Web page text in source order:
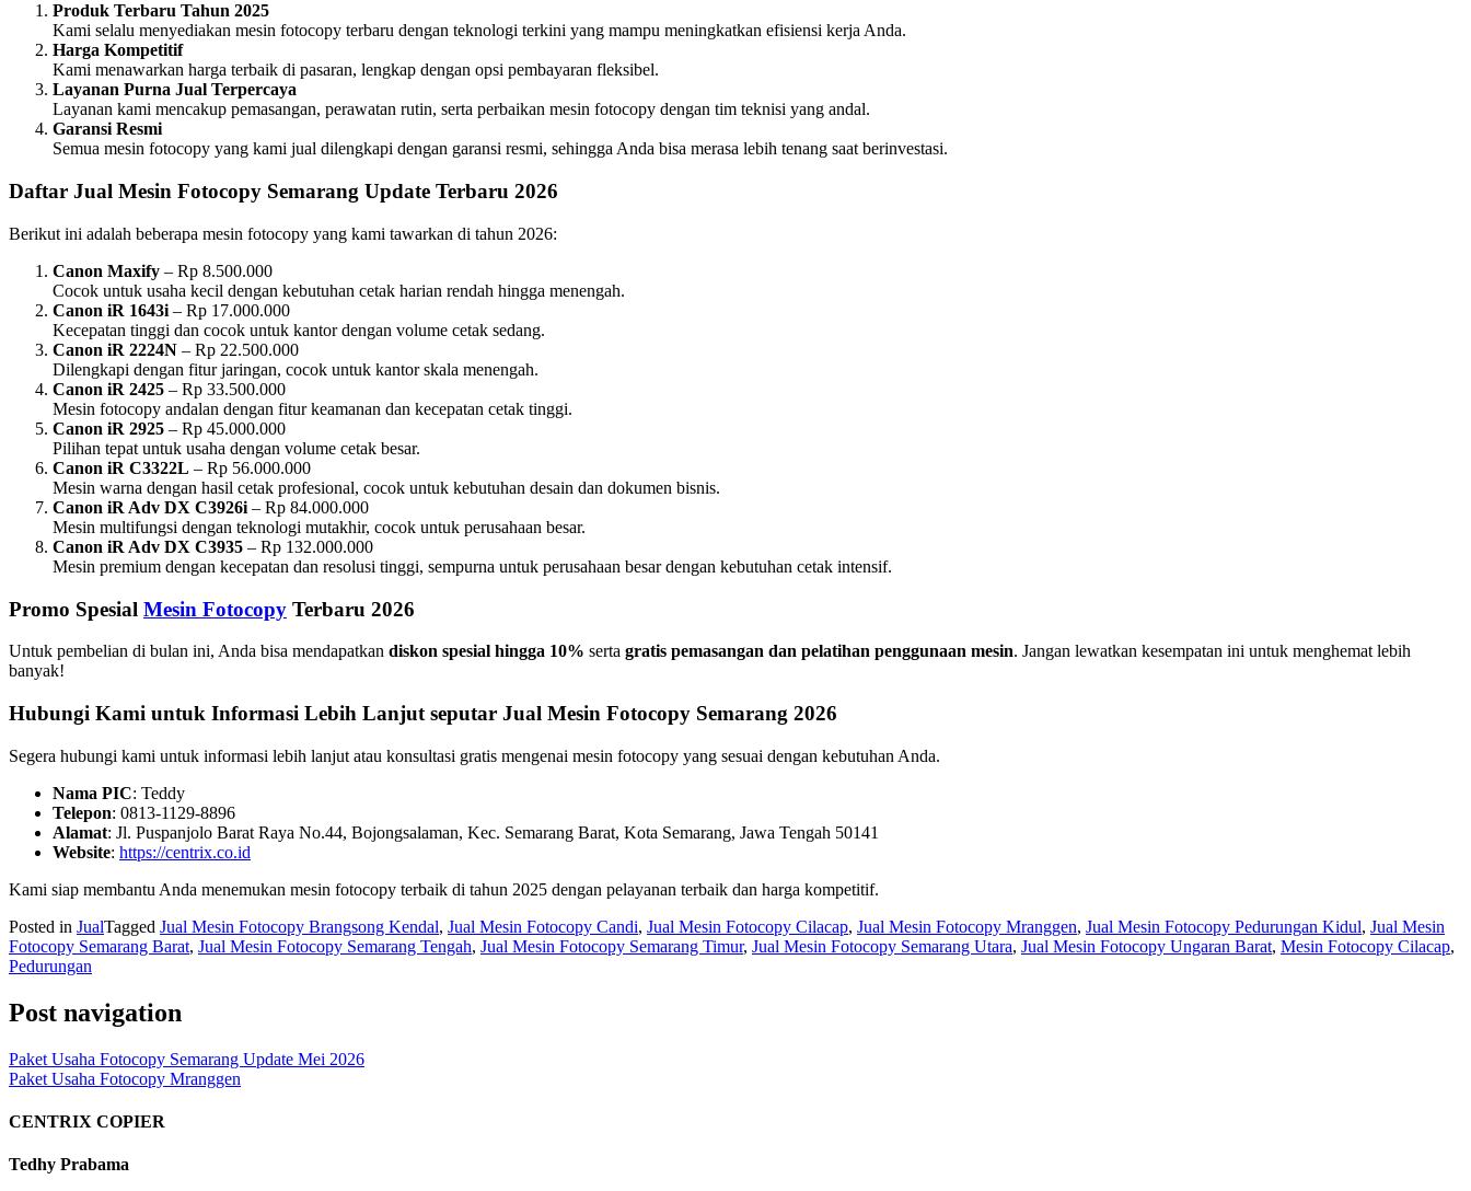
Produk Terbaru Tahun 2025
Kami selalu menyediakan mesin fotocopy terbaru dengan teknologi terkini yang mampu meningkatkan efisiensi kerja Anda.
Harga Kompetitif
Kami menawarkan harga terbaik di pasaran, lengkap dengan opsi pembayaran fleksibel.
Layanan Purna Jual Terpercaya
Layanan kami mencakup pemasangan, perawatan rutin, serta perbaikan mesin fotocopy dengan tim teknisi yang andal.
Garansi Resmi
Semua mesin fotocopy yang kami jual dilengkapi dengan garansi resmi, sehingga Anda bisa merasa lebih tenang saat berinvestasi.
Daftar Jual Mesin Fotocopy Semarang Update Terbaru 2026
Berikut ini adalah beberapa mesin fotocopy yang kami tawarkan di tahun 2026:
Canon Maxify – Rp 8.500.000
Cocok untuk usaha kecil dengan kebutuhan cetak harian rendah hingga menengah.
Canon iR 1643i – Rp 17.000.000
Kecepatan tinggi dan cocok untuk kantor dengan volume cetak sedang.
Canon iR 2224N – Rp 22.500.000
Dilengkapi dengan fitur jaringan, cocok untuk kantor skala menengah.
Canon iR 2425 – Rp 33.500.000
Mesin fotocopy andalan dengan fitur keamanan dan kecepatan cetak tinggi.
Canon iR 2925 – Rp 45.000.000
Pilihan tepat untuk usaha dengan volume cetak besar.
Canon iR C3322L – Rp 56.000.000
Mesin warna dengan hasil cetak profesional, cocok untuk kebutuhan desain dan dokumen bisnis.
Canon iR Adv DX C3926i – Rp 84.000.000
Mesin multifungsi dengan teknologi mutakhir, cocok untuk perusahaan besar.
Canon iR Adv DX C3935 – Rp 132.000.000
Mesin premium dengan kecepatan dan resolusi tinggi, sempurna untuk perusahaan besar dengan kebutuhan cetak intensif.
Promo Spesial Mesin Fotocopy Terbaru 2026
Untuk pembelian di bulan ini, Anda bisa mendapatkan diskon spesial hingga 10% serta gratis pemasangan dan pelatihan penggunaan mesin. Jangan lewatkan kesempatan ini untuk menghemat lebih
banyak!
Hubungi Kami untuk Informasi Lebih Lanjut seputar Jual Mesin Fotocopy Semarang 2026
Segera hubungi kami untuk informasi lebih lanjut atau konsultasi gratis mengenai mesin fotocopy yang sesuai dengan kebutuhan Anda.
Nama PIC: Teddy
Telepon: 0813-1129-8896
Alamat: Jl. Puspanjolo Barat Raya No.44, Bojongsalaman, Kec. Semarang Barat, Kota Semarang, Jawa Tengah 50141
Website: https://centrix.co.id
Kami siap membantu Anda menemukan mesin fotocopy terbaik di tahun 2025 dengan pelayanan terbaik dan harga kompetitif.
Posted in JualTagged Jual Mesin Fotocopy Brangsong Kendal, Jual Mesin Fotocopy Candi, Jual Mesin Fotocopy Cilacap, Jual Mesin Fotocopy Mranggen, Jual Mesin Fotocopy Pedurungan Kidul, Jual Mesin
Fotocopy Semarang Barat, Jual Mesin Fotocopy Semarang Tengah, Jual Mesin Fotocopy Semarang Timur, Jual Mesin Fotocopy Semarang Utara, Jual Mesin Fotocopy Ungaran Barat, Mesin Fotocopy Cilacap,
Pedurungan
Post navigation
Paket Usaha Fotocopy Semarang Update Mei 2026
Paket Usaha Fotocopy Mranggen
CENTRIX COPIER
Tedhy Prabama